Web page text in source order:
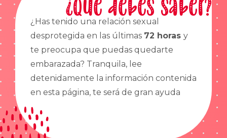
¿Qué debes saber?
¿Has tenido una relación sexual
desprotegida en las últimas 72 horas y
te preocupa que puedas quedarte
embarazada? Tranquila, lee
detenidamente la información contenida
en esta página, te será de gran ayuda